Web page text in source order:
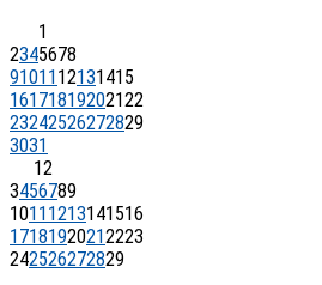
1
2345678
91011 12131415
16171819202122
23242526272829
3031
12
3456789
1011 1213141516
17181920212223
242526272829